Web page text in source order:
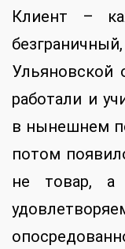
Клиент –
Ульяновской
работали и
в нынешнем
потом
не товар, а